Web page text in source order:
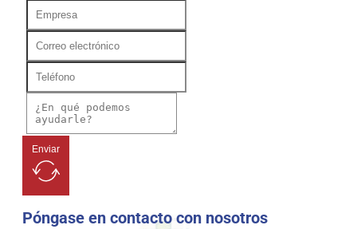
Enviar
Póngase en contacto con nosotros